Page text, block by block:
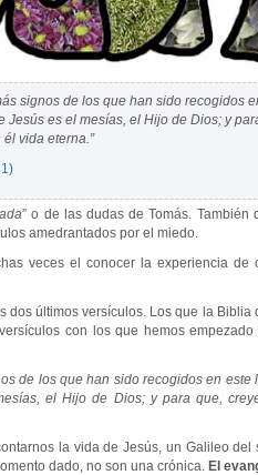
signos de los que han sido recogidos
Jesús es el mesías, el Hijo de Dios; y
vida eterna.”
” o de las dudas de Tomás. También
amedrantados por el miedo.
veces el conocer la experiencia de
dos últimos versículos. Los que la Biblia
con los que hemos empezado
de los que han sido recogidos en este
el Hijo de Dios; y para que,
la vida de Jesús, un Galileo del
dado, no son una crónica. El